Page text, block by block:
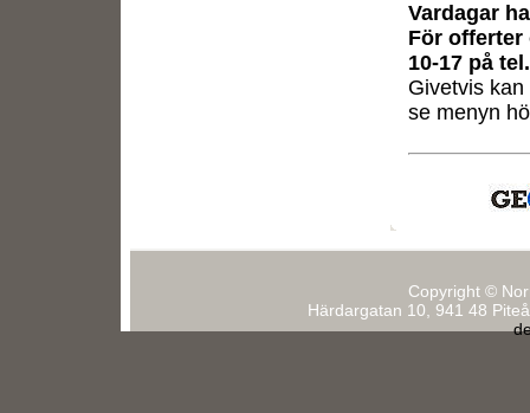
Vardagar
För
10-17 på
Givetvis
se menyn
Copyright ©
Härdargatan 10, 941 48